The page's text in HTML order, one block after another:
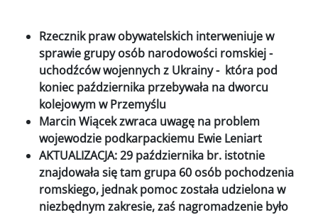
Rzecznik praw obywatelskich interweniuje w
sprawie grupy osób narodowości romskiej -
uchodźców wojennych z Ukrainy - która pod
koniec października przebywała na dworcu
kolejowym w Przemyślu
Marcin Wiącek zwraca uwagę na problem
wojewodzie podkarpackiemu Ewie Leniart
AKTUALIZACJA: 29 października br. istotnie
znajdowała się tam grupa 60 osób pochodzenia
romskiego, jednak pomoc została udzielona w
niezbędnym zakresie, zaś nagromadzenie było